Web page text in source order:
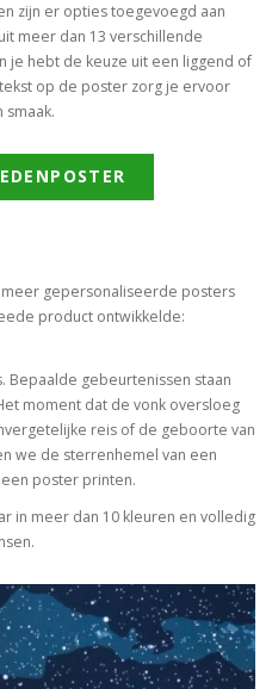
zijn er opties toegevoegd aan
meer dan 13 verschillende
je hebt de keuze uit een liggend of
op de poster zorg je ervoor
gepersonaliseerde posters
product ontwikkelde:
Bepaalde gebeurtenissen staan
moment dat de vonk oversloeg
reis of de geboorte van
we de sterrenhemel van een
poster printen.
in meer dan 10 kleuren en volledig